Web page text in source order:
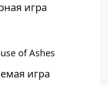
игра
of Ashes
игра